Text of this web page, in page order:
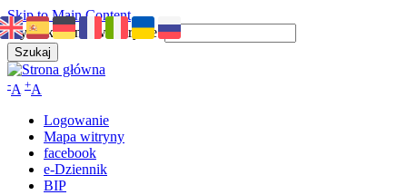
Skip to Main Content
Wyszukiwanie w witrynie:
-A +A
Logowanie
Mapa witryny
facebook
e-Dziennik
BIP